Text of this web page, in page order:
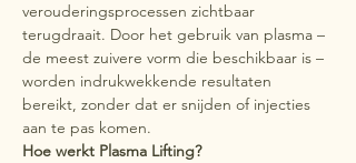
verouderingsprocessen zichtbaar
terugdraait. Door het gebruik van plasma –
de meest zuivere vorm die beschikbaar is –
worden indrukwekkende resultaten
bereikt, zonder dat er snijden of injecties
aan te pas komen.
Hoe werkt Plasma Lifting?